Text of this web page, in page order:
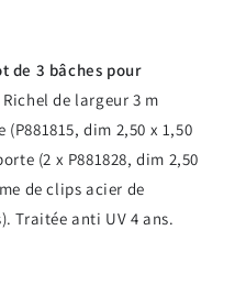
de 3 bâches pour
de largeur 3 m
dim 2,50 x 1,50
(2 x P881828, dim 2,50
de clips acier de
Traitée anti UV 4 ans.